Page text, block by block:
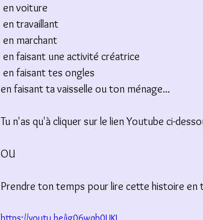
en voiture
en travaillant
en marchant
en faisant une activité créatrice
en faisant tes ongles
en faisant ta vaisselle ou ton ménage...
Tu n'as qu'à cliquer sur le lien Youtube ci-
OU
Prendre ton temps pour lire cette histoire en